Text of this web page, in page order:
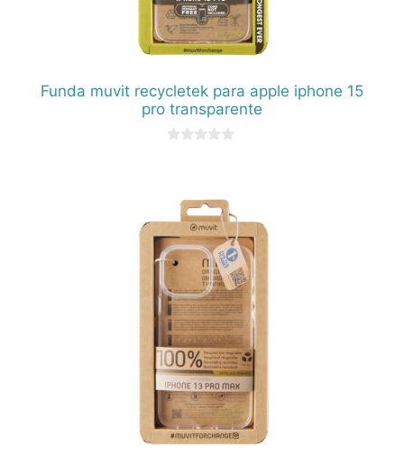
Funda muvit recycletek para apple iphone 15
pro transparente